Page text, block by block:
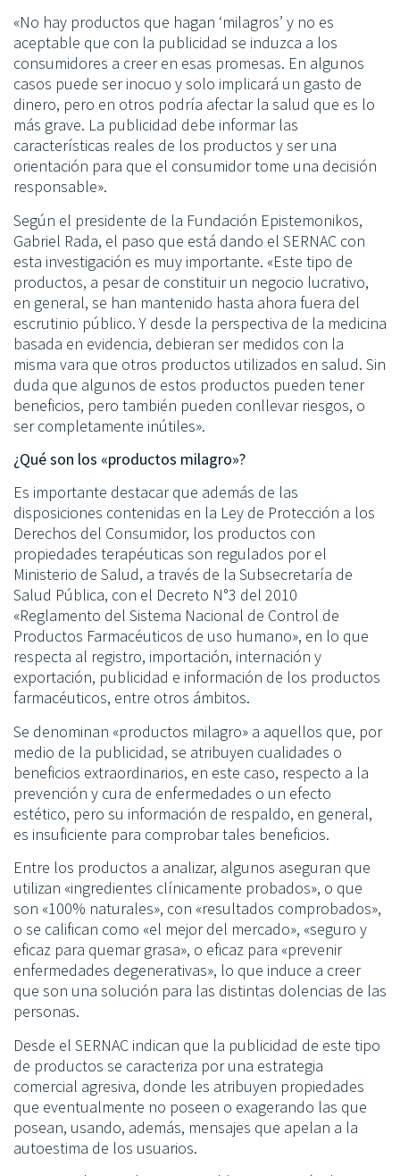
«No hay productos que hagan ‘milagros’ y no es
aceptable que con la publicidad se induzca a los
consumidores a creer en esas promesas. En algunos
casos puede ser inocuo y solo implicará un gasto de
dinero, pero en otros podría afectar la salud que es lo
más grave. La publicidad debe informar las
características reales de los productos y ser una
orientación para que el consumidor tome una decisión
responsable».
Según el presidente de la Fundación Epistemonikos,
Gabriel Rada, el paso que está dando el SERNAC con
esta investigación es muy importante. «Este tipo de
productos, a pesar de constituir un negocio lucrativo,
en general, se han mantenido hasta ahora fuera del
escrutinio público. Y desde la perspectiva de la medicina
basada en evidencia, debieran ser medidos con la
misma vara que otros productos utilizados en salud. Sin
duda que algunos de estos productos pueden tener
beneficios, pero también pueden conllevar riesgos, o
ser completamente inútiles».
¿Qué son los «productos milagro»?
Es importante destacar que además de las
disposiciones contenidas en la Ley de Protección a los
Derechos del Consumidor, los productos con
propiedades terapéuticas son regulados por el
Ministerio de Salud, a través de la Subsecretaría de
Salud Pública, con el Decreto N°3 del 2010
«Reglamento del Sistema Nacional de Control de
Productos Farmacéuticos de uso humano», en lo que
respecta al registro, importación, internación y
exportación, publicidad e información de los productos
farmacéuticos, entre otros ámbitos.
Se denominan «productos milagro» a aquellos que, por
medio de la publicidad, se atribuyen cualidades o
beneficios extraordinarios, en este caso, respecto a la
prevención y cura de enfermedades o un efecto
estético, pero su información de respaldo, en general,
es insuficiente para comprobar tales beneficios.
Entre los productos a analizar, algunos aseguran que
utilizan «ingredientes clínicamente probados», o que
son «100% naturales», con «resultados comprobados»,
o se califican como «el mejor del mercado», «seguro y
eficaz para quemar grasa», o eficaz para «prevenir
enfermedades degenerativas», lo que induce a creer
que son una solución para las distintas dolencias de las
personas.
Desde el SERNAC indican que la publicidad de este tipo
de productos se caracteriza por una estrategia
comercial agresiva, donde les atribuyen propiedades
que eventualmente no poseen o exagerando las que
posean, usando, además, mensajes que apelan a la
autoestima de los usuarios.